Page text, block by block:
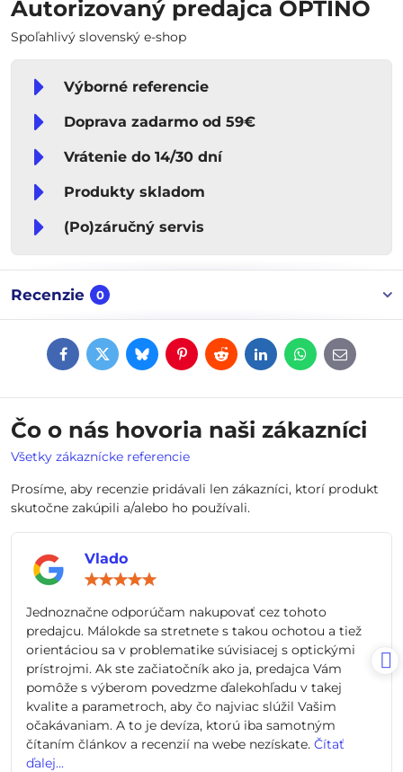
Autorizovaný predajca OPTINO
Spoľahlivý slovenský e-shop
Výborné referencie
Doprava zadarmo od 59€
Vrátenie do 14/30 dní
Produkty skladom
(Po)záručný servis
Recenzie 0
FacebookTwitterBlueskyPinterestRedditLinkedInWhatsApp
E-
mail
Čo o nás hovoria naši zákazníci
Všetky zákaznícke referencie
Prosíme, aby recenzie pridávali len zákazníci, ktorí produkt
skutočne zakúpili a/alebo ho používali.
Vlado
5
Jednoznačne odporúčam nakupovať cez tohoto
predajcu. Málokde sa stretnete s takou ochotou a tiež
orientáciou sa v problematike súvisiacej s optickými
prístrojmi. Ak ste začiatočník ako ja, predajca Vám
pomôže s výberom povedzme ďalekohľadu v takej
kvalite a parametroch, aby čo najviac slúžil Vašim
očakávaniam. A to je devíza, ktorú iba samotným
čítaním článkov a recenzií na webe nezískate. Čítať
ďalej...